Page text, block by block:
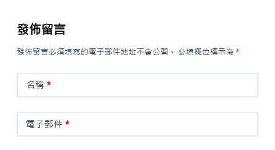
發佈留言
發佈留言必須填寫的電子郵件地址不會公開。 必填欄位標示為 *
名稱 *
電子郵件*